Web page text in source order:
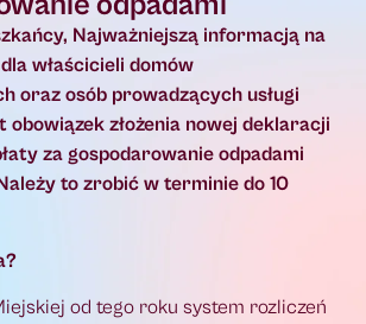
Najważniejszą informacją na
właścicieli domów
oraz osób prowadzących usługi
obowiązek złożenia nowej deklaracji
za gospodarowanie odpadami
to zrobić w terminie do 10
od tego roku system rozliczeń